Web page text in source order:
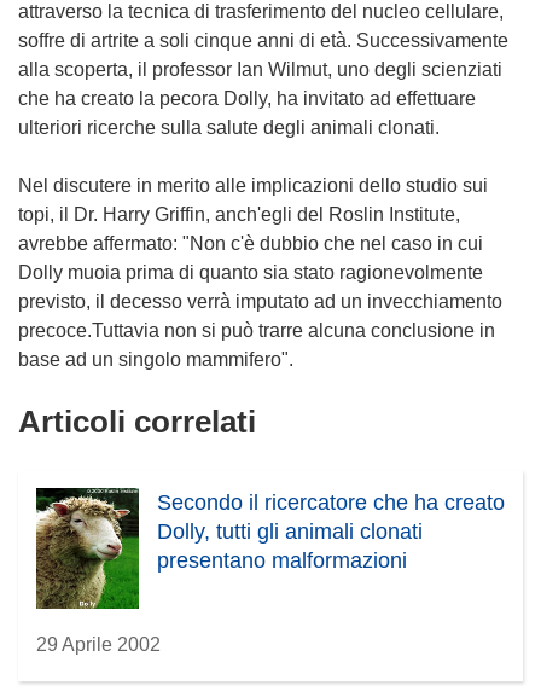
attraverso la tecnica di trasferimento del nucleo cellulare,
soffre di artrite a soli cinque anni di età. Successivamente
alla scoperta, il professor Ian Wilmut, uno degli scienziati
che ha creato la pecora Dolly, ha invitato ad effettuare
ulteriori ricerche sulla salute degli animali clonati.
Nel discutere in merito alle implicazioni dello studio sui
topi, il Dr. Harry Griffin, anch'egli del Roslin Institute,
avrebbe affermato: "Non c'è dubbio che nel caso in cui
Dolly muoia prima di quanto sia stato ragionevolmente
previsto, il decesso verrà imputato ad un invecchiamento
precoce.Tuttavia non si può trarre alcuna conclusione in
base ad un singolo mammifero".
Articoli correlati
Secondo il ricercatore che ha creato
Dolly, tutti gli animali clonati
presentano malformazioni
29 Aprile 2002